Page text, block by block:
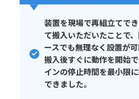
装置を現場で再組立てで
て搬入いただいたことで
ースでも無理なく設置が可
搬入後すぐに動作を開始
インの停止時間を最小限
できました。